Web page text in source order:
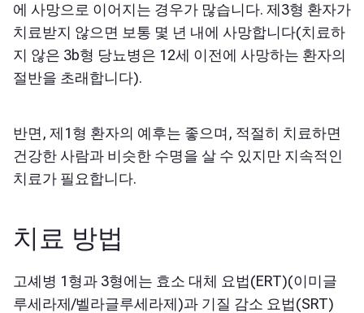
에 사망으로 이어지는 경우가 많습니다. 제3형 환자가
치료받지 않으면 보통 몇 년 내에 사망합니다(치료하
지 않은 3b형 당뇨병은 12세 이전에 사망하는 환자의
절반을 초래합니다).
반면, 제1형 환자의 예후는 좋으며, 적절히 치료하면
건강한 사람과 비슷한 수명을 살 수 있지만 지속적인
치료가 필요합니다.
치료 방법
고셰병 1형과 3형에는 효소 대체 요법(ERT)(이미글
루세라제/벨라글루세라제)과 기질 감소 요법(SRT)